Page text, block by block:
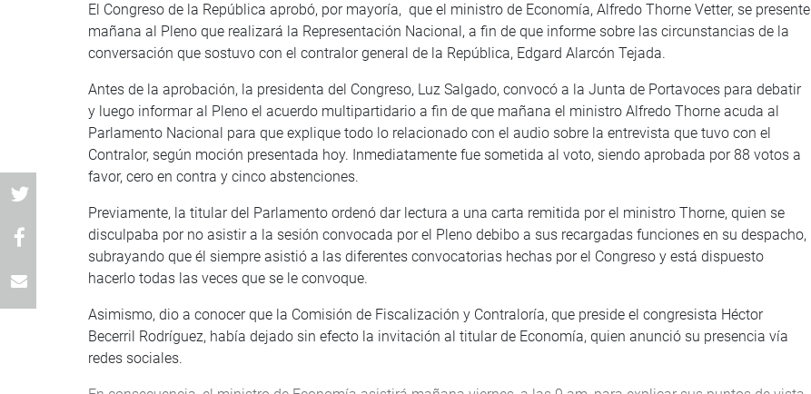
El Congreso de la República aprobó, por mayoría, que el ministro de Economía, Alfredo Thorne Vetter, se presente
mañana al Pleno que realizará la Representación Nacional, a fin de que informe sobre las circunstancias de la
conversación que sostuvo con el contralor general de la República, Edgard Alarcón Tejada.
Antes de la aprobación, la presidenta del Congreso, Luz Salgado, convocó a la Junta de Portavoces para debatir
y luego informar al Pleno el acuerdo multipartidario a fin de que mañana el ministro Alfredo Thorne acuda al
Parlamento Nacional para que explique todo lo relacionado con el audio sobre la entrevista que tuvo con el
Contralor, según moción presentada hoy. Inmediatamente fue sometida al voto, siendo aprobada por 88 votos a
favor, cero en contra y cinco abstenciones.
Previamente, la titular del Parlamento ordenó dar lectura a una carta remitida por el ministro Thorne, quien se
disculpaba por no asistir a la sesión convocada por el Pleno debibo a sus recargadas funciones en su despacho,
subrayando que él siempre asistió a las diferentes convocatorias hechas por el Congreso y está dispuesto
hacerlo todas las veces que se le convoque.
Asimismo, dio a conocer que la Comisión de Fiscalización y Contraloría, que preside el congresista Héctor
Becerril Rodríguez, había dejado sin efecto la invitación al titular de Economía, quien anunció su presencia vía
redes sociales.